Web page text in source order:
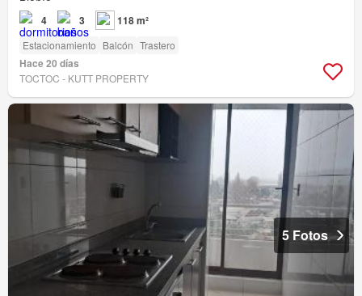
4 3 118 m²
Estacionamiento Balcón Trastero
Hace 20 días
TOCTOC - KUTT PROPERTY
5 Fotos